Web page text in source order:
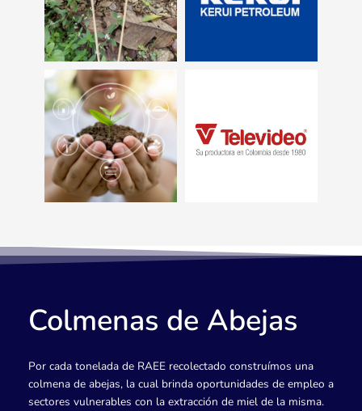
Colmenas de Abejas
Por cada tonelada de RAEE recolectado construímos una
colmena de abejas, la cual brinda oportunidades de empleo a
sectores vulnerables con la extracción de miel de la misma.